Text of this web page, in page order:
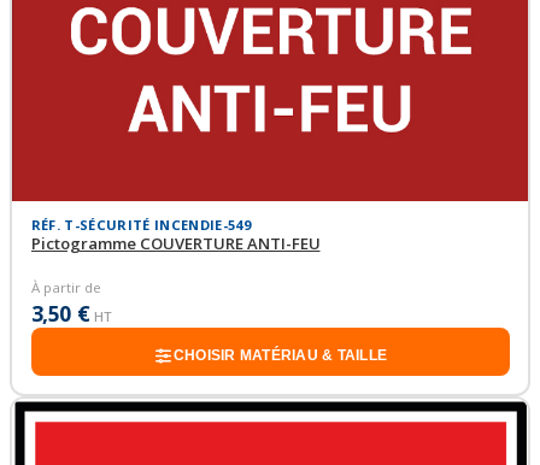
RÉF. T-SÉCURITÉ INCENDIE-549
Pictogramme COUVERTURE ANTI-FEU
À partir de
3,50 € HT
CHOISIR MATÉRIAU & TAILLE